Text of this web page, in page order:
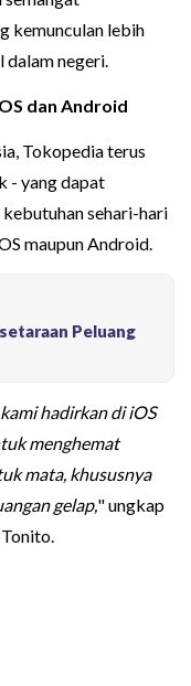
kemunculan lebih
negeri.
dan Android
Tokopedia terus
- yang dapat
sehari-hari
maupun Android.
Peluang
hadirkan di iOS
menghemat
mata, khususnya
gelap," ungkap